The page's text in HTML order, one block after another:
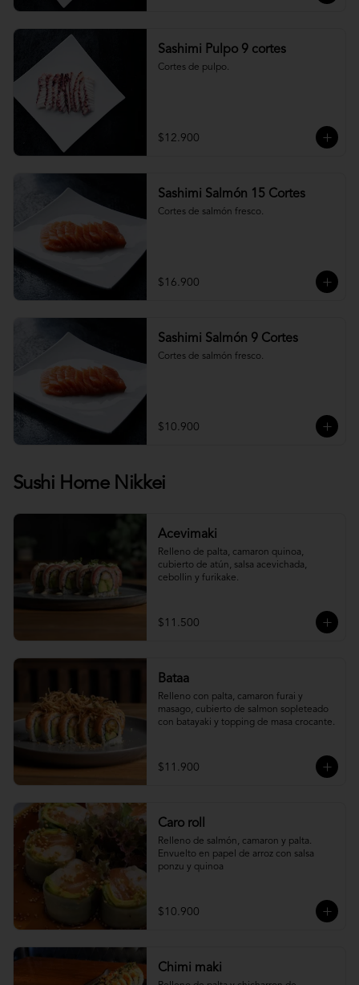
Sashimi Pulpo 9 cortes
Cortes de pulpo.
$12.900
Sashimi Salmón 15 Cortes
Cortes de salmón fresco.
$16.900
Sashimi Salmón 9 Cortes
Cortes de salmón fresco.
$10.900
Sushi Home Nikkei
Acevimaki
Relleno de palta, camaron quinoa,
cubierto de atún, salsa acevichada,
cebollin y furikake.
$11.500
Bataa
Relleno con palta, camaron furai y
masago, cubierto de salmon sopleteado
con batayaki y topping de masa crocante.
$11.900
Caro roll
Relleno de salmón, camaron y palta.
Envuelto en papel de arroz con salsa
ponzu y quinoa
$10.900
Chimi maki